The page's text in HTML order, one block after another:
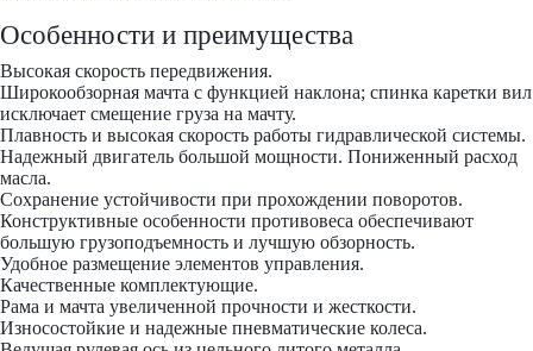
Особенности и преимущества
Высокая скорость передвижения.
Широкообзорная мачта с функцией наклона; спинка каретки вил
исключает смещение груза на мачту.
Плавность и высокая скорость работы гидравлической системы.
Надежный двигатель большой мощности. Пониженный расход
масла.
Сохранение устойчивости при прохождении поворотов.
Конструктивные особенности противовеса обеспечивают
большую грузоподъемность и лучшую обзорность.
Удобное размещение элементов управления.
Качественные комплектующие.
Рама и мачта увеличенной прочности и жесткости.
Износостойкие и надежные пневматические колеса.